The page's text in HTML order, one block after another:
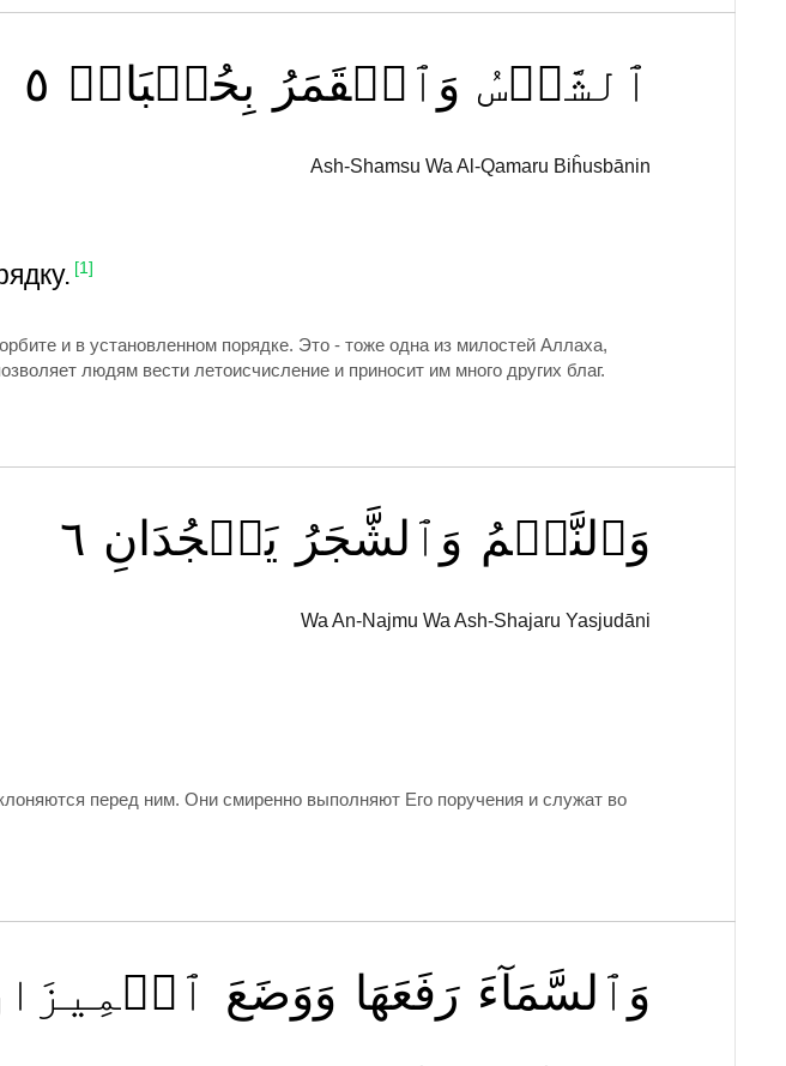
ٱلشَّمۡسُ وَٱلۡقَمَرُ بِحُسۡبَانٖ ٥
Ash-Shamsu Wa Al-Qamaru Biĥusbānin
[1]
и в установленном порядке. Это - тоже одна из милостей Аллаха,
людям вести летоисчисление и приносит им много других благ.
وَٱلنَّجۡمُ وَٱلشَّجَرُ يَسۡجُدَانِ ٦
Wa An-Najmu Wa Ash-Shajaru Yasjudāni
перед ним. Они смиренно выполняют Его поручения и служат во
وَٱلسَّمَآءَ رَفَعَهَا وَوَضَعَ